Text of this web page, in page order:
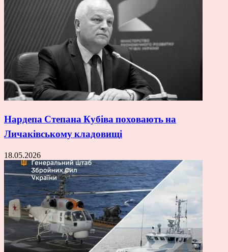
Нардепа Степана Кубіва поховають на
Личаківському кладовищі
18.05.2026